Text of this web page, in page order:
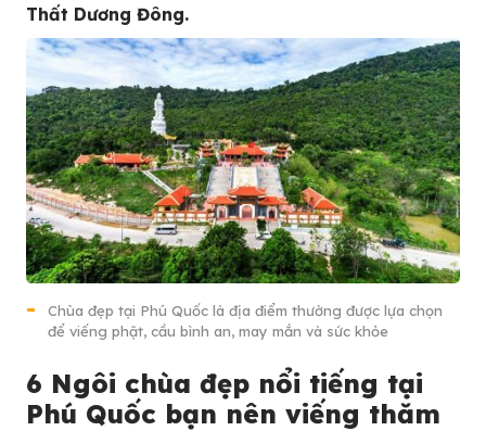
Thất Dương Đông.
Chùa đẹp tại Phú Quốc là địa điểm thường được lựa chọn
để viếng phật, cầu bình an, may mắn và sức khỏe
6 Ngôi chùa đẹp nổi tiếng tại
Phú Quốc bạn nên viếng thăm